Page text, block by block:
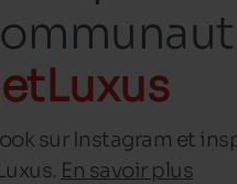
sur Instagram et
En savoir plus